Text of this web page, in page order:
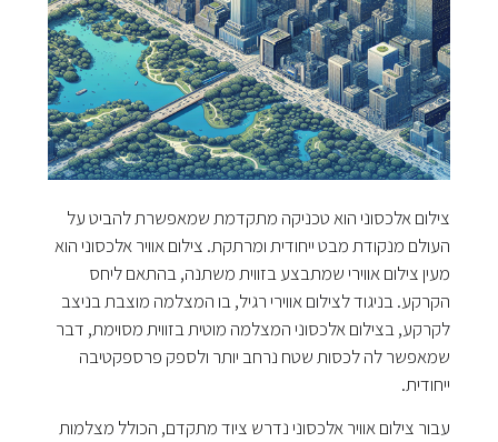
צילום אלכסוני הוא טכניקה מתקדמת שמאפשרת להביט על
העולם מנקודת מבט ייחודית ומרתקת. צילום אוויר אלכסוני הוא
מעין צילום אווירי שמתבצע בזווית משתנה, בהתאם ליחס
הקרקע. בניגוד לצילום אווירי רגיל, בו המצלמה מוצבת בניצב
לקרקע, בצילום אלכסוני המצלמה מוטית בזווית מסוימת, דבר
שמאפשר לה לכסות שטח נרחב יותר ולספק פרספקטיבה
ייחודית.
עבור צילום אוויר אלכסוני נדרש ציוד מתקדם, הכולל מצלמות